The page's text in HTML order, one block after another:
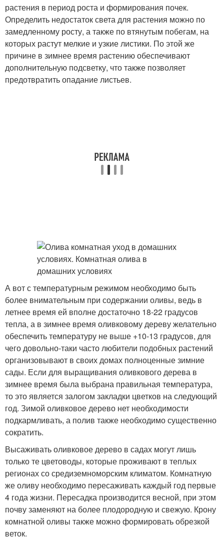
растения в период роста и формирования почек.
Определить недостаток света для растения можно по
замедленному росту, а также по втянутым побегам, на
которых растут мелкие и узкие листики. По этой же
причине в зимнее время растению обеспечивают
дополнительную подсветку, что также позволяет
предотвратить опадание листьев.
А вот с температурным режимом необходимо быть
более внимательным при содержании оливы, ведь в
летнее время ей вполне достаточно 18-22 градусов
тепла, а в зимнее время оливковому дереву желательно
обеспечить температуру не выше +10-13 градусов, для
чего довольно-таки часто любители подобных растений
организовывают в своих домах полноценные зимние
сады. Если для выращивания оливкового дерева в
зимнее время была выбрана правильная температура,
то это является залогом закладки цветков на следующий
год. Зимой оливковое дерево нет необходимости
подкармливать, а полив также необходимо существенно
сократить.
Высаживать оливковое дерево в садах могут лишь
только те цветоводы, которые проживают в теплых
регионах со средиземноморским климатом. Комнатную
же оливу необходимо пересаживать каждый год первые
4 года жизни. Пересадка производится весной, при этом
почву заменяют на более плодородную и свежую. Крону
комнатной оливы также можно формировать обрезкой
веток.